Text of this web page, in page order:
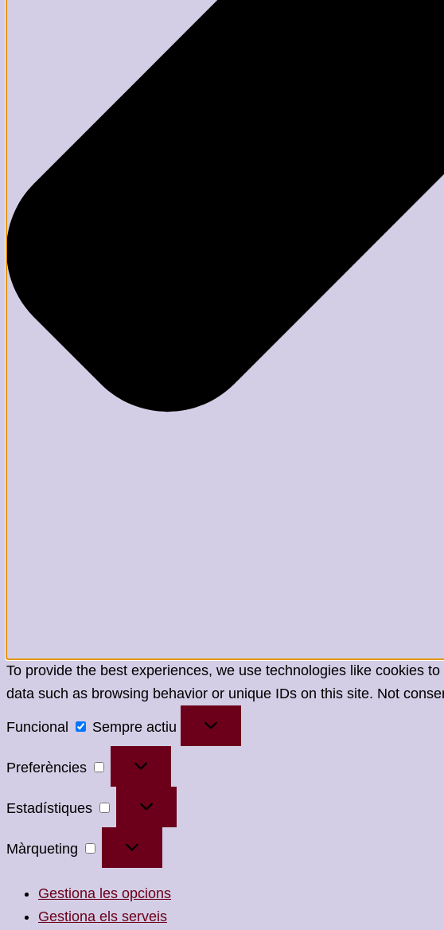
To provide the best experiences, we use technologies like cookies
data such as browsing behavior or unique IDs on this site. Not
Funcional Sempre actiu
Preferències
Estadístiques
Màrqueting
Gestiona les opcions
Gestiona els serveis